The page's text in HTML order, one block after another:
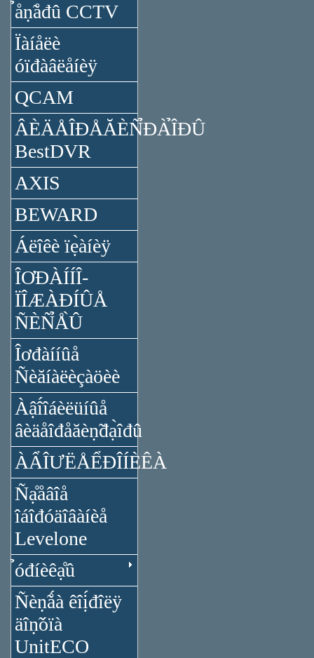
̉åṇ̃åđû CCTV
Ïàíåëè
óïđàâëåíèÿ
QCAM
ÂÈÄÅÎĐÅĂÈÑ̉ĐÀ̉ÎĐÛ
BestDVR
AXIS
BEWARD
Áëîêè ïẹ̀àíèÿ
ÎƠĐÀÍÍÎ-
ÏÎÆÀĐÍÛÅ
ÑÈÑ̉Å̀Û
Îơđàííûå
Ñèăíàëèçàöèè
Àậî́îáèëüíûå
âèäåîđåăèṇ̃đạ̀îđû
ÀẨÎƯËÅỂĐÎÍÈÊÀ
Ñạ̊åâîå
îáîđóäîâàíèå
Levelone
̉óđíèêạ̊û
Ñèṇ̃ǻà êîị́đîëÿ
äîṇ̃óïà
UnitECO